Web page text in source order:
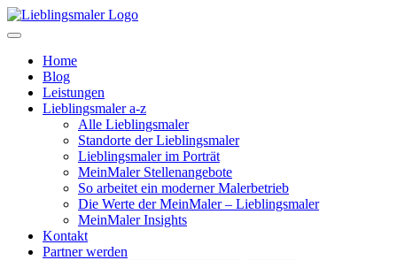
Home
Blog
Leistungen
Lieblingsmaler a-z
Alle Lieblingsmaler
Standorte der Lieblingsmaler
Lieblingsmaler im Porträt
MeinMaler Stellenangebote
So arbeitet ein moderner Malerbetrieb
Die Werte der MeinMaler – Lieblingsmaler
MeinMaler Insights
Kontakt
Partner werden